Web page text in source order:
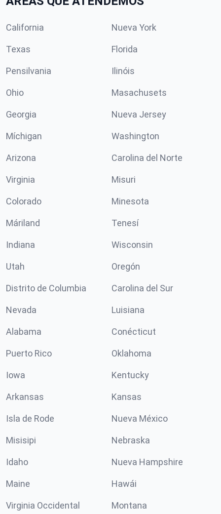
California Nueva York
Texas Florida
Pensilvania Ilinóis
Ohio Masachusets
Georgia Nueva Jersey
Míchigan Washington
Arizona Carolina del Norte
Virginia Misuri
Colorado Minesota
Máriland Tenesí
Indiana Wisconsin
Utah Oregón
Distrito de Columbia Carolina del Sur
Nevada Luisiana
Alabama Conécticut
Puerto Rico Oklahoma
Iowa Kentucky
Arkansas Kansas
Isla de Rode Nueva México
Misisipi Nebraska
Idaho Nueva Hampshire
Maine Hawái
Virginia Occidental Montana